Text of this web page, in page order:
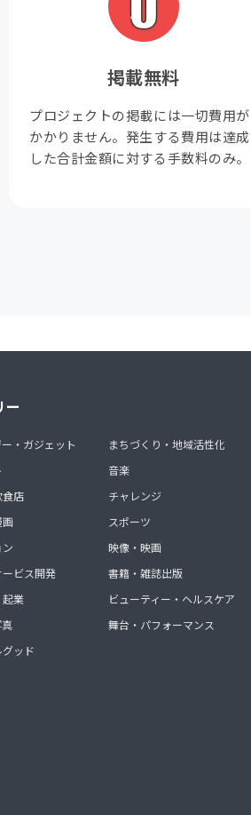
掲載無料
プロジェクトの掲載には一切費用が
かかりません。発生する費用は達成
した合計金額に対する手数料のみ。
ー
・ガジェット
食店
ビス開発
起業
ッド
まちづくり・地域活性化
音楽
チャレンジ
スポーツ
映像・映画
書籍・雑誌出版
ビューティー・ヘルスケア
舞台・パフォーマンス